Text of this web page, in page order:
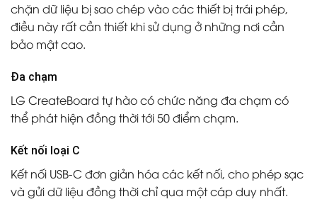
chặn dữ liệu bị sao chép vào các thiết bị trái phép,
điều này rất cần thiết khi sử dụng ở những nơi cần
bảo mật cao.
Đa chạm
LG CreateBoard tự hào có chức năng đa chạm có
thể phát hiện đồng thời tới 50 điểm chạm.
Kết nối loại C
Kết nối USB-C đơn giản hóa các kết nối, cho phép sạc
và gửi dữ liệu đồng thời chỉ qua một cáp duy nhất.